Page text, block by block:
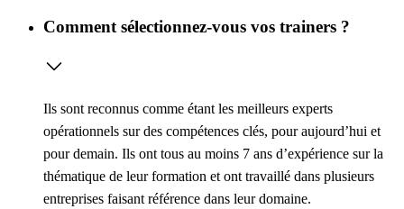
Comment sélectionnez-vous vos trainers ?
Ils sont reconnus comme étant les meilleurs experts
opérationnels sur des compétences clés, pour aujourd’hui et
pour demain. Ils ont tous au moins 7 ans d’expérience sur la
thématique de leur formation et ont travaillé dans plusieurs
entreprises faisant référence dans leur domaine.